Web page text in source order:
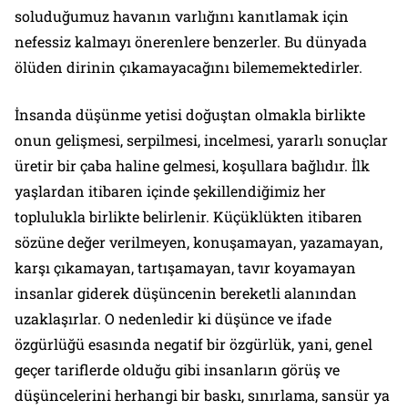
soluduğumuz havanın varlığını kanıtlamak için
nefessiz kalmayı önerenlere benzerler. Bu dünyada
ölüden dirinin çıkamayacağını bilememektedirler.
İnsanda düşünme yetisi doğuştan olmakla birlikte
onun gelişmesi, serpilmesi, incelmesi, yararlı sonuçlar
üretir bir çaba haline gelmesi, koşullara bağlıdır. İlk
yaşlardan itibaren içinde şekillendiğimiz her
toplulukla birlikte belirlenir. Küçüklükten itibaren
sözüne değer verilmeyen, konuşamayan, yazamayan,
karşı çıkamayan, tartışamayan, tavır koyamayan
insanlar giderek düşüncenin bereketli alanından
uzaklaşırlar. O nedenledir ki düşünce ve ifade
özgürlüğü esasında negatif bir özgürlük, yani, genel
geçer tariflerde olduğu gibi insanların görüş ve
düşüncelerini herhangi bir baskı, sınırlama, sansür ya